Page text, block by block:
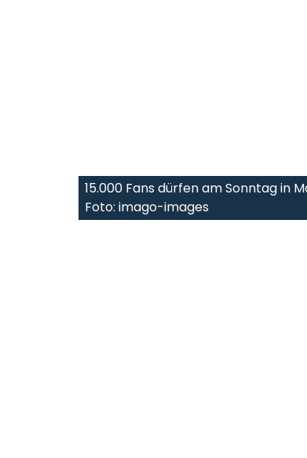
15.000 Fans dürfen am Sonntag in
Foto: imago-images